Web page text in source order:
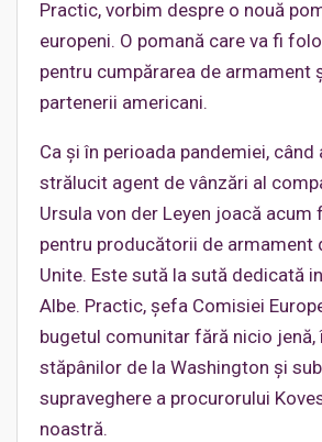
Practic, vorbim despre o nouă
europeni. O pomană care va fi
pentru cumpărarea de armament
partenerii americani.
Ca și în perioada pandemiei, când
strălucit agent de vânzări al
Ursula von der Leyen joacă acum
pentru producătorii de armament
Unite. Este sută la sută dedicată
Albe. Practic, șefa Comisiei
bugetul comunitar fără nicio jenă,
stăpânilor de la Washington și
supraveghere a procurorului
noastră.